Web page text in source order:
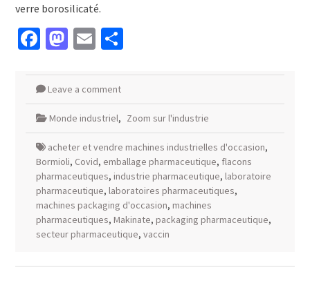
verre borosilicaté.
Facebook
Mastodon
EmailPartager
Leave a comment
Monde industriel, Zoom sur l'industrie
acheter et vendre machines industrielles d'occasion,
Bormioli, Covid, emballage pharmaceutique, flacons
pharmaceutiques, industrie pharmaceutique, laboratoire
pharmaceutique, laboratoires pharmaceutiques,
machines packaging d'occasion, machines
pharmaceutiques, Makinate, packaging pharmaceutique,
secteur pharmaceutique, vaccin